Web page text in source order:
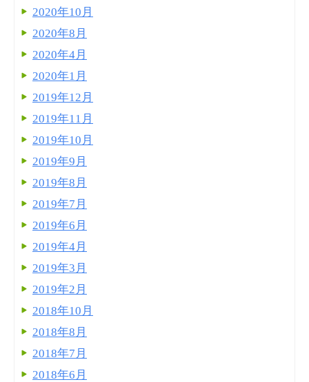
2020年10月
2020年8月
2020年4月
2020年1月
2019年12月
2019年11月
2019年10月
2019年9月
2019年8月
2019年7月
2019年6月
2019年4月
2019年3月
2019年2月
2018年10月
2018年8月
2018年7月
2018年6月